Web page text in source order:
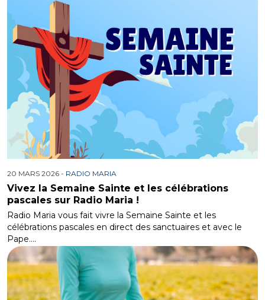
20 MARS 2026 - RADIO MARIA
Vivez la Semaine Sainte et les célébrations
pascales sur Radio Maria !
Radio Maria vous fait vivre la Semaine Sainte et les
célébrations pascales en direct des sanctuaires et avec le
Pape.…